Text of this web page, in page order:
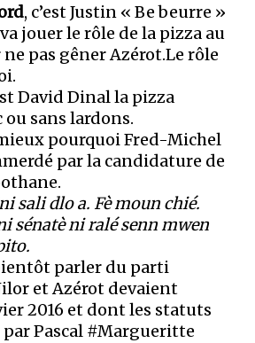
, c’est Justin « Be beurre »
jouer le rôle de la pizza au
pas gêner Azérot.Le rôle
David Dinal la pizza
ou sans lardons.
pourquoi Fred-Michel
par la candidature de
sali dlo a. Fè moun chié.
sénatè ni ralé senn mwen
parler du parti
et Azérot devaient
2016 et dont les statuts
Pascal #Margueritte